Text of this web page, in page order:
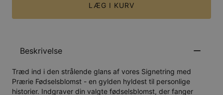
LÆG I KURV
Beskrivelse
Træd ind i den strålende glans af vores Signetring med
Prærie Fødselsblomst - en gylden hyldest til personlige
historier. Indgraver din valgte fødselsblomst, der fanger